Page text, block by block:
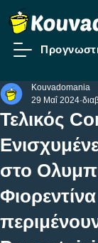
Τελικός
στο
Kouvadomania
29 Μαΐ 2024